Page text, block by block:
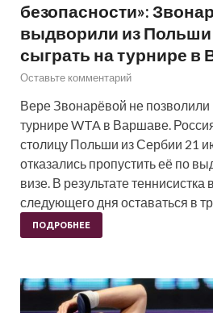
безопасности»:
выдворили из Польши
сыграть на турнире в
Оставьте комментарий
Вере Звонарёвой не позволили
турнире WTA в Варшаве.
столицу Польши из Сербии 21
отказались пропустить её по
визе. В результате
следующего дня оставаться в
ПОДРОБНЕЕ